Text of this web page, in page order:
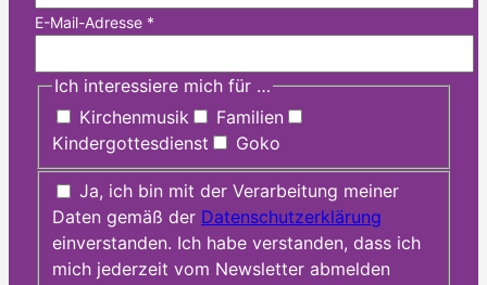
E-Mail-Adresse *
Ich interessiere mich für …
Kirchenmusik
Familien
Kindergottesdienst
Goko
Ja, ich bin mit der Verarbeitung meiner
Daten gemäß der Datenschutzerklärung
einverstanden. Ich habe verstanden, dass ich
mich jederzeit vom Newsletter abmelden